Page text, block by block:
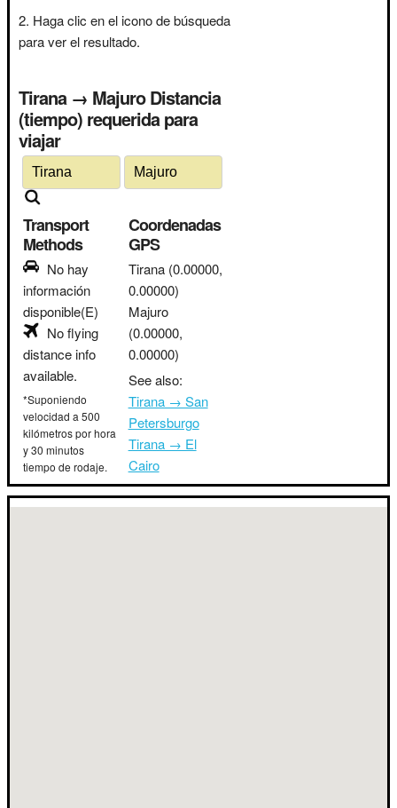
Haga clic en el icono de búsqueda
para ver el resultado.
Tirana → Majuro Distancia
(tiempo) requerida para
viajar
Transport
Methods
No hay
información
disponible(E)
No flying
distance info
available.
*Suponiendo
velocidad a 500
kilómetros por hora
y 30 minutos
tiempo de rodaje.
Coordenadas
GPS
Tirana (0.00000,
0.00000)
Majuro
(0.00000,
0.00000)
See also:
Tirana → San
Petersburgo
Tirana → El
Cairo